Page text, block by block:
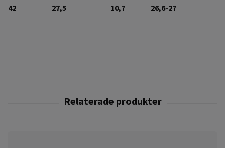
42
27,5 10,7 26,6-27